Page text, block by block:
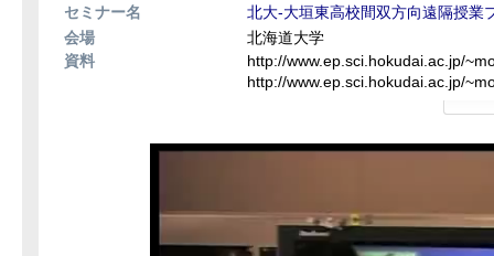
セミナー名
北大-大垣東高校間双方向遠隔授業
会場
北海道大学
資料
http://www.ep.sci.hokudai.ac.jp/
http://www.ep.sci.hokudai.ac.jp/